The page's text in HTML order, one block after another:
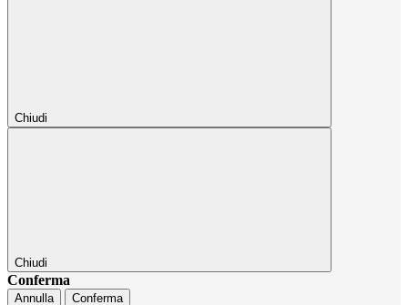
Chiudi
Chiudi
Conferma
Annulla Conferma